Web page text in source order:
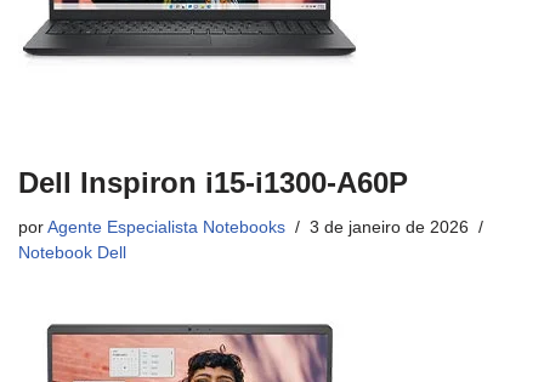
Dell Inspiron i15-i1300-A60P
por Agente Especialista Notebooks
3 de janeiro de 2026
Notebook Dell